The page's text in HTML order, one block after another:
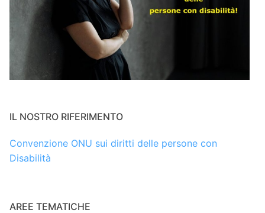
IL NOSTRO RIFERIMENTO
Convenzione ONU sui diritti delle persone con
Disabilità
AREE TEMATICHE